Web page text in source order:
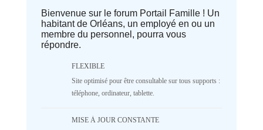
Deprecated: implode(): Passing null to
parameter #1 ($separator) of type
array|string is deprecated in
/home/lepetitbz/portailfamille.org/lib/Cake/View/
5
1
NR
Bienvenue sur le forum Portail Famille ! Un
habitant de Orléans, un employé en ou un
membre du personnel, pourra vous
répondre.
FLEXIBLE
Site optimisé pour être consultable sur tous supports :
téléphone, ordinateur, tablette.
MISE À JOUR CONSTANTE